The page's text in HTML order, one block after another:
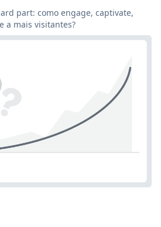
part: como engage, captivate,
a mais visitantes?